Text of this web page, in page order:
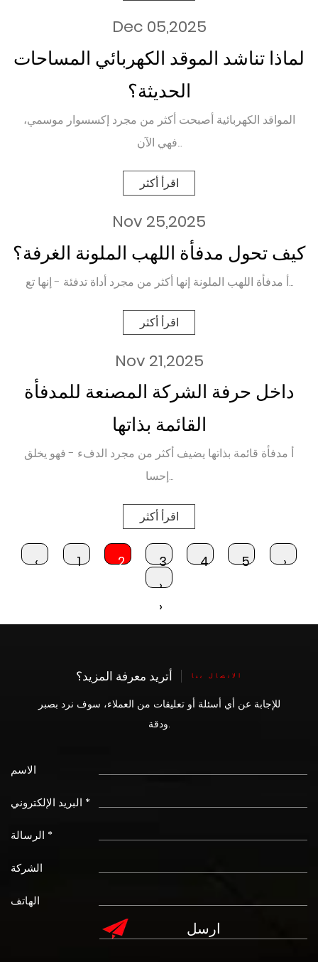
Dec 05,2025
لماذا تناشد الموقد الكهربائي المساحات
الحديثة؟
المواقد الكهربائية أصبحت أكثر من مجرد إكسسوار موسمي،
فهي الآن...
اقرأ أكثر
Nov 25,2025
كيف تحول مدفأة اللهب الملونة الغرفة؟
أ مدفأة اللهب الملونة إنها أكثر من مجرد أداة تدفئة - إنها تع...
اقرأ أكثر
Nov 21,2025
داخل حرفة الشركة المصنعة للمدفأة
القائمة بذاتها
أ مدفأة قائمة بذاتها يضيف أكثر من مجرد الدفء - فهو يخلق
إحسا...
اقرأ أكثر
‹ 1 2 3 4 5
›
›
›
أتريد معرفة المزيد؟ الاتصال بنا
للإجابة عن أي أسئلة أو تعليقات من العملاء، سوف نرد بصبر
ودقة.
الاسم
البريد الإلكتروني *
الرسالة *
الشركة
الهاتف